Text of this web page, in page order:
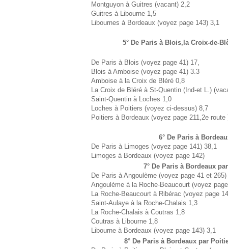
Montguyon à Guitres (vacant) 2,2
Guitres à Libourne 1,5
Libournes à Bordeaux (voyez page 143) 3,1
5° De Paris à Blois,la Croix-de-
De Paris à Blois (voyez page 41) 17,
Blois à Amboise (voyez page 41) 3.3
Amboise à la Croix de Bléré 0,8
La Croix de Bléré à St-Quentin (Ind-et L.)
Saint-Quentin à Loches 1,0
Loches à Poitiers (voyez ci-dessus) 8,7
Poitiers à Bordeaux (voyez page 211,2e route
6° De Paris à
De Paris à Limoges (voyez page 141) 38,1
Limoges à Bordeaux (voyez page 142)
7° De Paris à Bordeaux
De Paris à Angoulème (voyez page 41 et 265)
Angoulème à la Roche-Beaucourt (voyez
La Roche-Beaucourt à Ribérac (voyez page
Saint-Aulaye à la Roche-Chalais 1,3
La Roche-Chalais à Coutras 1,8
Coutras à Libourne 1,8
Libourne à Bordeaux (voyez page 143) 3,1
8° De Paris à Bordeaux par